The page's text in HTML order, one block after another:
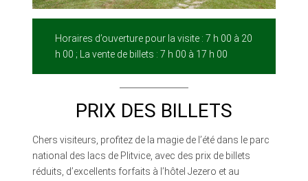
Horaires d’ouverture pour la visite : 7 h 00 à 20
h 00 ; La vente de billets : 7 h 00 à 17 h 00
PRIX DES BILLETS
Chers visiteurs, profitez de la magie de l’été dans le parc
national des lacs de Plitvice, avec des prix de billets
réduits, d’excellents forfaits à l’hôtel Jezero et au